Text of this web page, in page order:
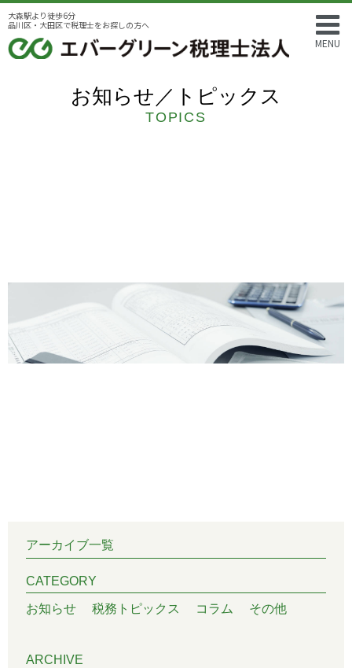
MENU
大森駅より徒歩6分
品川区・大田区で税理士をお探しの方へ
お知らせ／トピックス
TOPICS
アーカイブ一覧
CATEGORY
お知らせ 税務トピックス コラム その他
ARCHIVE